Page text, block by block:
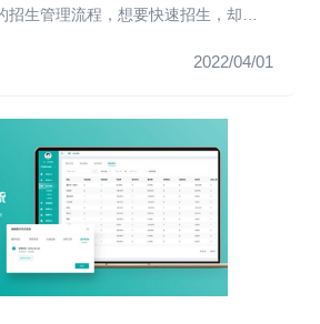
招生管理流程，想要快速招生，却不
2022/04/01